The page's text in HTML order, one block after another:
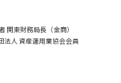
関東財務局長（金商）
法人 資産運用業協会会員